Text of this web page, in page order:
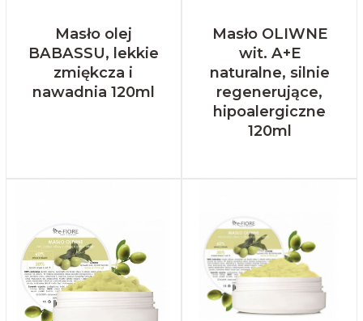
Masło olej
BABASSU, lekkie
zmiękcza i
nawadnia 120ml
Masło OLIWNE
wit. A+E
naturalne, silnie
regenerujące,
hipoalergiczne
120ml